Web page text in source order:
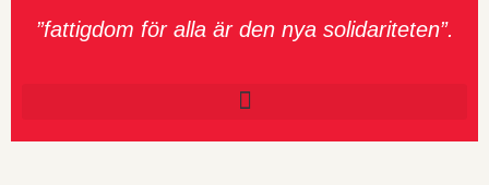
”fattigdom för alla är den nya solidariteten”.